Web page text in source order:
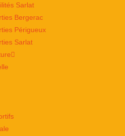
Sarlat
Bergerac
Périgueux
Sarlat